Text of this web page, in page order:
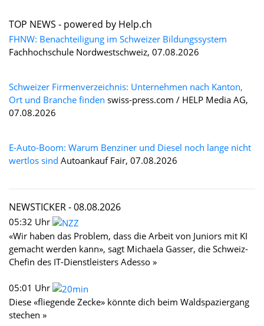
TOP NEWS - powered by Help.ch
FHNW: Benachteiligung im Schweizer Bildungssystem
Fachhochschule Nordwestschweiz, 07.08.2026
Schweizer Firmenverzeichnis: Unternehmen nach Kanton,
Ort und Branche finden swiss-press.com / HELP Media AG,
07.08.2026
E-Auto-Boom: Warum Benziner und Diesel noch lange nicht
wertlos sind Autoankauf Fair, 07.08.2026
NEWSTICKER -08.08.2026
05:32 Uhr
«Wir haben das Problem, dass die Arbeit von Juniors mit KI
gemacht werden kann», sagt Michaela Gasser, die Schweiz-
Chefin des IT-Dienstleisters Adesso »
05:01 Uhr
Diese «fliegende Zecke» könnte dich beim Waldspaziergang
stechen »